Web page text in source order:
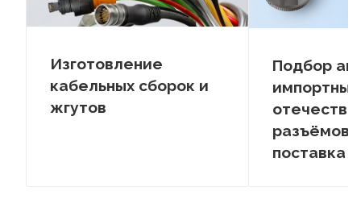
Изготовление
кабельных сборок и
жгутов
Подбор
разъёмов
поставка